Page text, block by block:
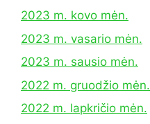
2023 m. kovo mėn.
2023 m. vasario mėn.
2023 m. sausio mėn.
2022 m. gruodžio mėn.
2022 m. lapkričio mėn.